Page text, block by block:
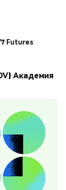
Futures
Академия